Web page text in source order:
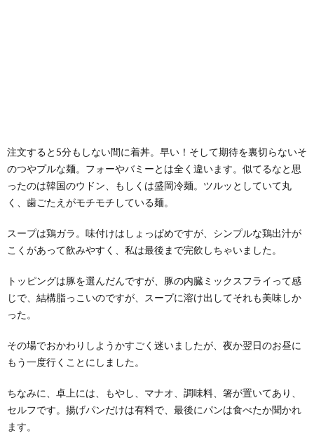
注文すると5分もしない間に着丼。早い！そして期待を裏切らないそ
のつやプルな麺。フォーやバミーとは全く違います。似てるなと思
ったのは韓国のウドン、もしくは盛岡冷麺。ツルッとしていて丸
く、歯ごたえがモチモチしている麺。
スープは鶏ガラ。味付けはしょっぱめですが、シンプルな鶏出汁が
こくがあって飲みやすく、私は最後まで完飲しちゃいました。
トッピングは豚を選んだんですが、豚の内臓ミックスフライって感
じで、結構脂っこいのですが、スープに溶け出してそれも美味しか
った。
その場でおかわりしようかすごく迷いましたが、夜か翌日のお昼に
もう一度行くことにしました。
ちなみに、卓上には、もやし、マナオ、調味料、箸が置いてあり、
セルフです。揚げパンだけは有料で、最後にパンは食べたか聞かれ
ます。